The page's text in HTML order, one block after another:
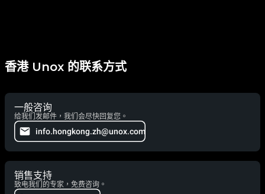
香港 Unox 的联系方式
一般咨询
给我们发邮件，我们会尽快回复您。
info.hongkong.zh@unox.com
销售支持
致电我们的专家，免费咨询。